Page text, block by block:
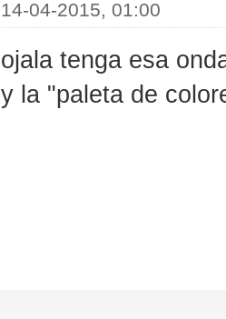
14-04-2015, 01:00
ojala tenga esa
y la "paleta de